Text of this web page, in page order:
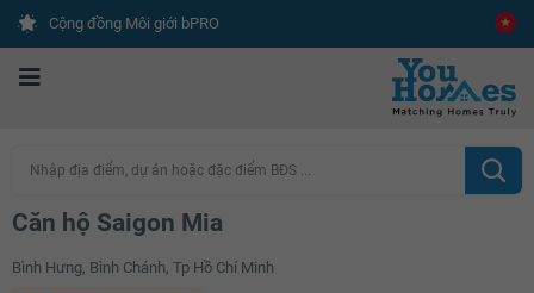
Cộng đồng Môi giới bPRO
Nhập địa điểm, dự án hoặc đặc điểm BĐS ...
Căn hộ Saigon Mia
Bình Hưng, Bình Chánh, Tp Hồ Chí Minh